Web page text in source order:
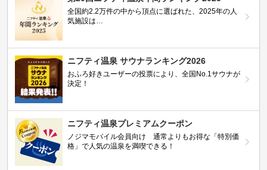
全国約2.2万件の中から頂点に選ばれた、2025年の人
気施設は…
ニフティ温泉 サウナランキング2026
おふろ好きユーザーの投票により、全国No.1サウナが
決定！
ニフティ温泉プレミアムクーポン
ノジマモバイル会員向け 通常よりもお得な「特別価
格」で人気の温泉を満喫できる！